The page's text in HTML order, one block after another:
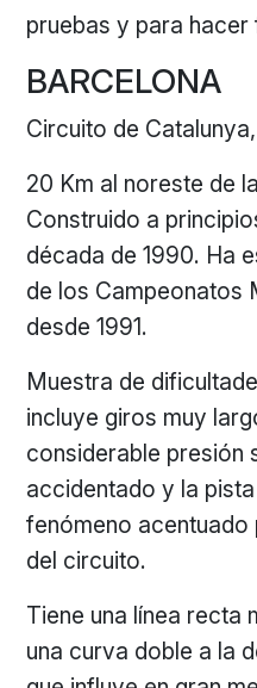
pruebas y para hacer
BARCELONA
Circuito de
20 Km al noreste de
Construido a
década de 1990. Ha
de los Campeonatos
desde 1991.
Muestra de
incluye giros muy
considerable presión
accidentado y la
fenómeno
del circuito.
Tiene una línea recta
una curva doble a la